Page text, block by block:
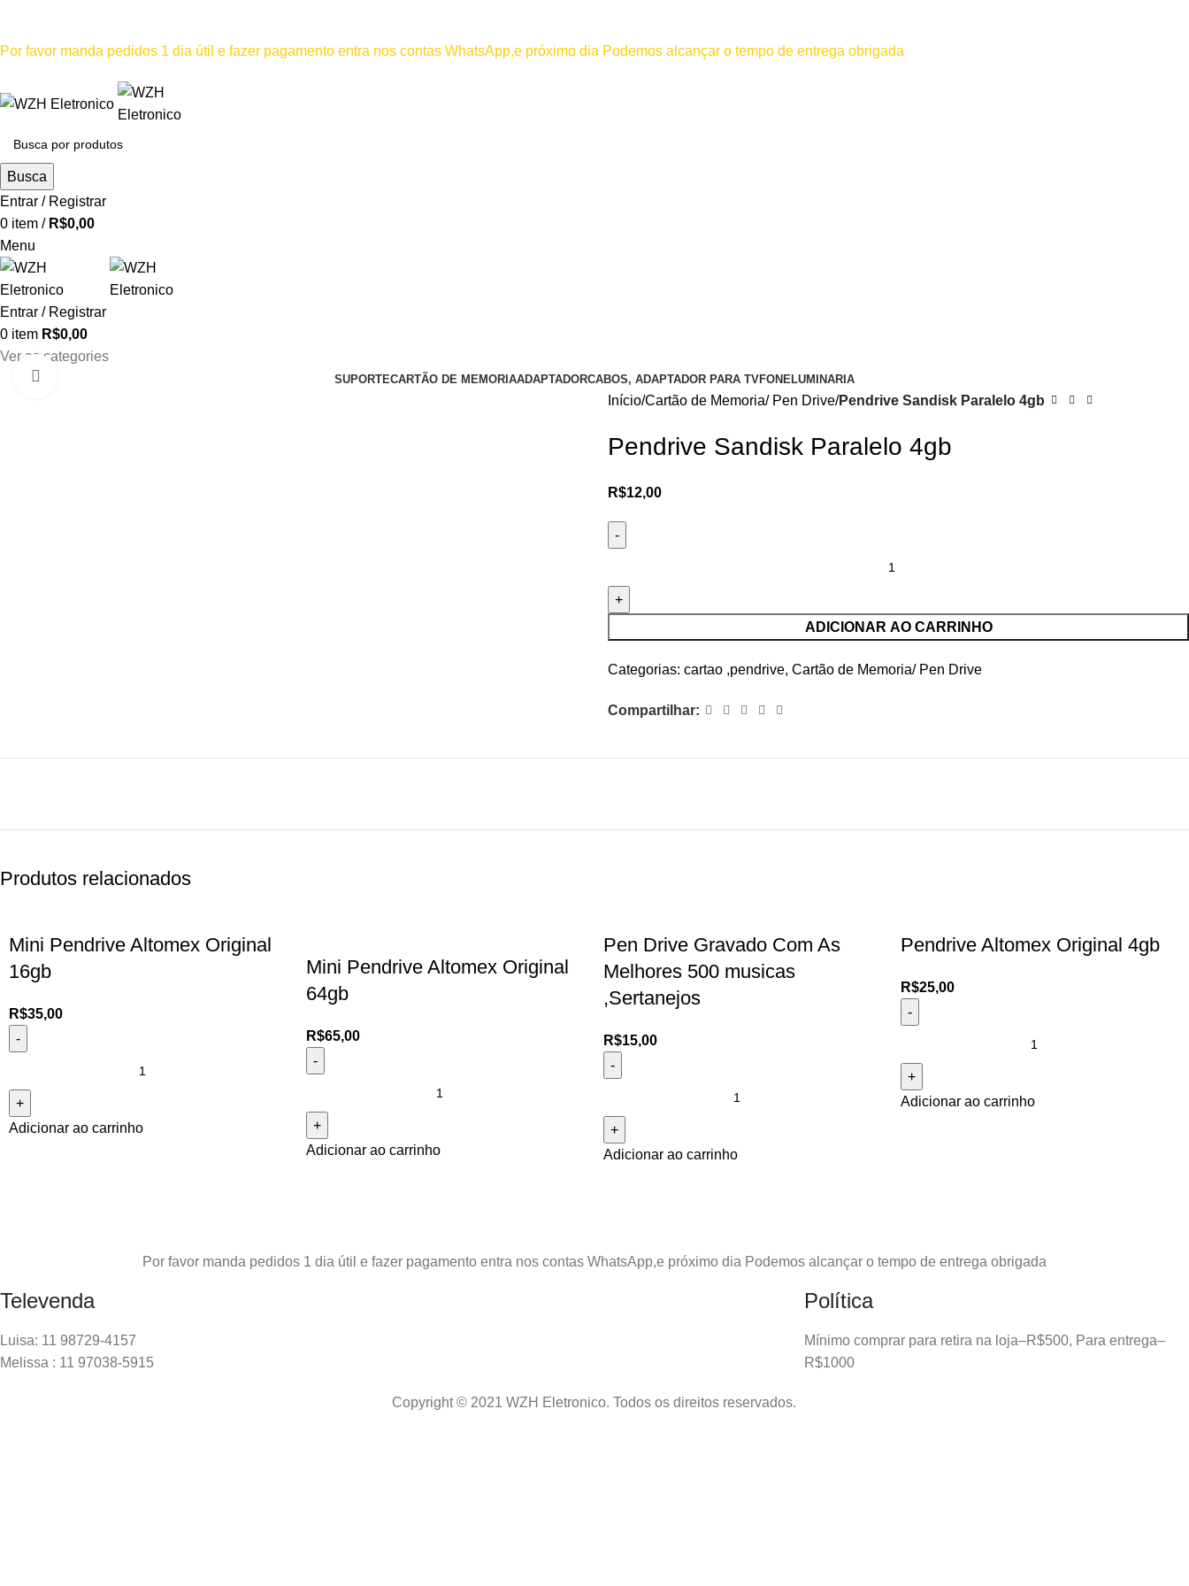
Por favor manda pedidos 1 dia útil e fazer pagamento entra nos contas WhatsApp,e próximo dia Podemos alcançar o tempo de entrega obrigada
Busca
Entrar / Registrar
0 item / R$0,00
Menu
Entrar / Registrar
0 item R$0,00
Ver as categories
SUPORTECARTÃO DE MEMORIAADAPTADORCABOS, ADAPTADOR PARA TVFONELUMINARIA
Início Cartão de Memoria/ Pen Drive Pendrive Sandisk Paralelo 4gb
Pendrive Sandisk Paralelo 4gb
R$12,00
ADICIONAR AO CARRINHO
Categorias: cartao ,pendrive, Cartão de Memoria/ Pen Drive
Compartilhar:
Produtos relacionados
Mini Pendrive Altomex Original
16gb
R$35,00
Adicionar ao carrinho
Mini Pendrive Altomex Original
64gb
R$65,00
Adicionar ao carrinho
Pen Drive Gravado Com As
Melhores 500 musicas
,Sertanejos
R$15,00
Adicionar ao carrinho
Pendrive Altomex Original 4gb
R$25,00
Adicionar ao carrinho
Por favor manda pedidos 1 dia útil e fazer pagamento entra nos contas WhatsApp,e próximo dia Podemos alcançar o tempo de entrega obrigada
Televenda
Luisa: 11 98729-4157
Melissa : 11 97038-5915
Política
Mínimo comprar para retira na loja–R$500, Para entrega–
R$1000
Copyright © 2021 WZH Eletronico. Todos os direitos reservados.